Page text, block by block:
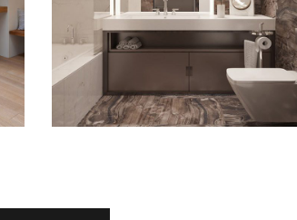
ARCHITECTURE
Luxury Bathroom